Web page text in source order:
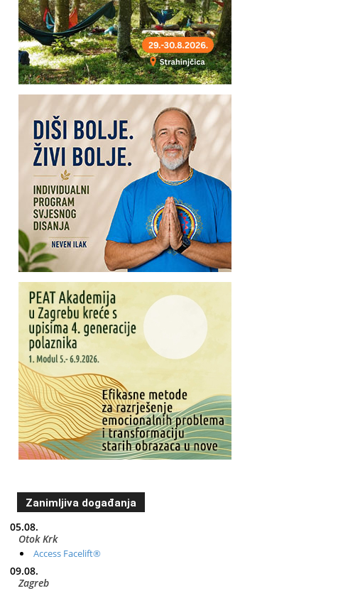
Zanimljiva događanja
05.08.
Otok Krk
Access Facelift®
09.08.
Zagreb